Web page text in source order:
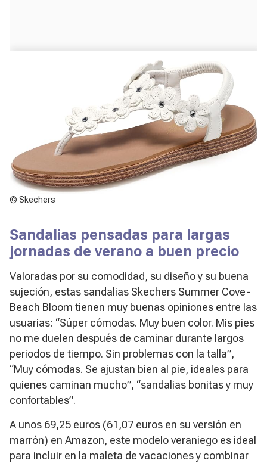
© Skechers
Sandalias pensadas para largas
jornadas de verano a buen precio
Valoradas por su comodidad, su diseño y su buena
sujeción, estas sandalias Skechers Summer Cove-
Beach Bloom tienen muy buenas opiniones entre las
usuarias: “Súper cómodas. Muy buen color. Mis pies
no me duelen después de caminar durante largos
periodos de tiempo. Sin problemas con la talla”,
“Muy cómodas. Se ajustan bien al pie, ideales para
quienes caminan mucho”, “sandalias bonitas y muy
confortables”.
A unos 69,25 euros (61,07 euros en su versión en
marrón) en Amazon, este modelo veraniego es ideal
para incluir en la maleta de vacaciones y combinar